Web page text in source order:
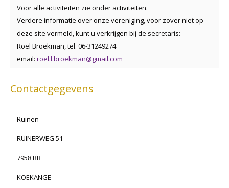
Voor alle activiteiten zie onder activiteiten.
Verdere informatie over onze vereniging, voor zover niet op
deze site vermeld, kunt u verkrijgen bij de secretaris:
Roel Broekman, tel. 06-31249274
email: roel.l.broekman@gmail.com
Contactgegevens
Ruinen
RUINERWEG 51
7958 RB
KOEKANGE